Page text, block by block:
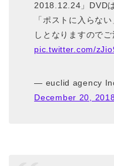
2018.12.24」DVD
「ポストに入らな
しとなりますのでご
pic.twitter.com/
— euclid agency
December 20,